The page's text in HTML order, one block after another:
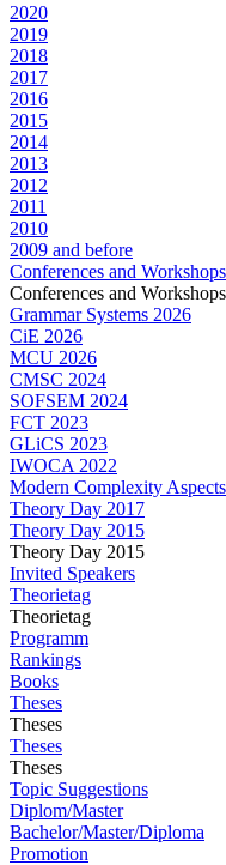
2020
2019
2018
2017
2016
2015
2014
2013
2012
2011
2010
2009 and before
Conferences and Workshops
Conferences and Workshops
Grammar Systems 2026
CiE 2026
MCU 2026
CMSC 2024
SOFSEM 2024
FCT 2023
GLiCS 2023
IWOCA 2022
Modern Complexity
Theory Day 2017
Theory Day 2015
Theory Day 2015
Invited Speakers
Theorietag
Theorietag
Programm
Rankings
Books
Theses
Theses
Theses
Theses
Topic Suggestions
Diplom/Master
Bachelor/Master/Diploma
Promotion